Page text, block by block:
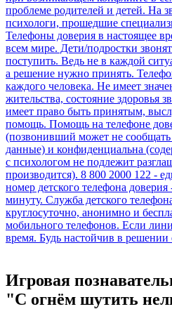
Игровая
"С огнём шутить